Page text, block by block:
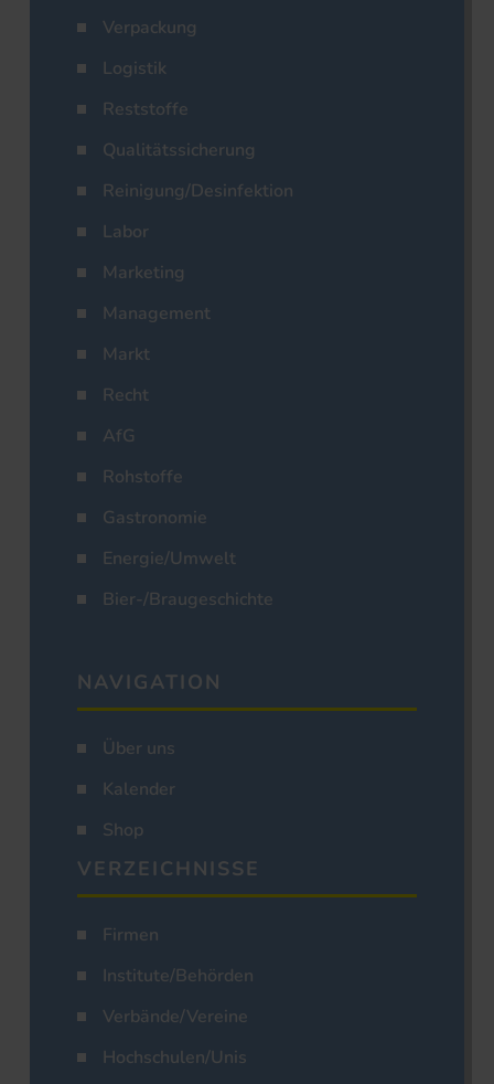
Verpackung
Logistik
Reststoffe
Qualitätssicherung
Reinigung/Desinfektion
Labor
Marketing
Management
Markt
Recht
AfG
Rohstoffe
Gastronomie
Energie/Umwelt
Bier-/Braugeschichte
NAVIGATION
Über uns
Kalender
Shop
VERZEICHNISSE
Firmen
Institute/Behörden
Verbände/Vereine
Hochschulen/Unis